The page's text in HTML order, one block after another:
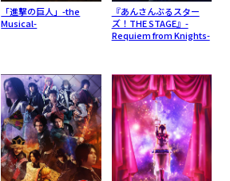
「進撃の巨人」-the
Musical-
『あんさんぶるスター
ズ！THE STAGE』-
Requiem from Knights-